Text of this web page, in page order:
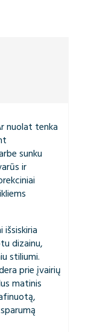
nuolat tenka
sunku
ir
išsiskiria
dizainu,
stiliumi.
prie įvairių
matinis